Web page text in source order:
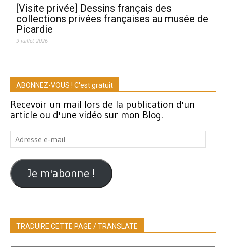
[Visite privée] Dessins français des
collections privées françaises au musée de
Picardie
9 juillet 2026
ABONNEZ-VOUS ! C'est gratuit
Recevoir un mail lors de la publication d'un
article ou d'une vidéo sur mon Blog.
Adresse
e-
mail
Je m'abonne !
TRADUIRE CETTE PAGE / TRANSLATE